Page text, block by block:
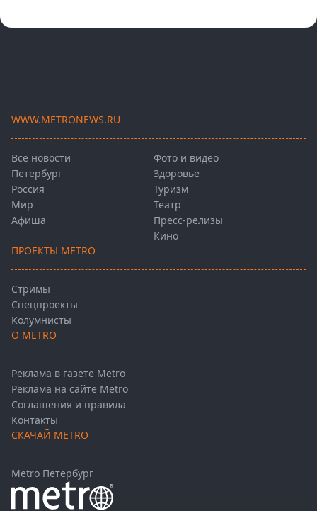
WWW.METRONEWS.RU
Все новости
Петербург
Россия
Мир
Афиша
Фото и видео
Здоровье
Туризм
Театр
Пресс-релизы
Кино
ПРОЕКТЫ METRO
Стримы
Спецпроекты
Колумнисты
О METRO
Реклама в газете Metro
Реклама на сайте Metro
Соглашения и правила
Контакты
СКАЧАЙ METRO
Metro Петербург